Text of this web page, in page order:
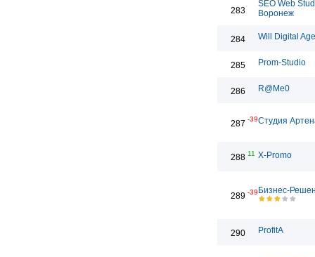
283
SEO Web
Воронеж
284 Will Digital
285 Prom-Studio
286 R@Me0
287 -39Студия
288 11 X-Promo
289 -39 Бизнес-
290 ProfitA